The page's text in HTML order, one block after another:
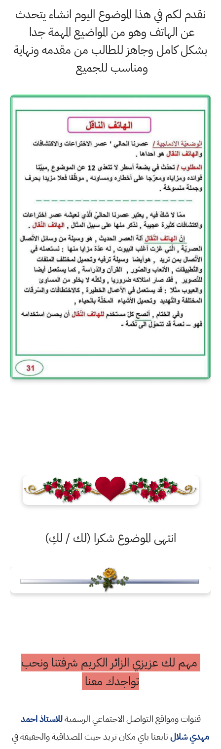
نقدم لكم في هذا الموضوع اليوم انشاء يتحدث
عن الهاتف وهو من المواضيع المهمة جدا
بشكل كامل وجاهز للطالب من مقدمه ونهاية
ومناسب للجميع
انتهى الموضوع شكرا (لك / لكِ)
مهم لك عزيزي الزائر الكريم شرفتنا ونحب
تواجدك معنا
قنوات ومواقع التواصل الاجتماعي الرسميةللاستاذ احمد
مهدي شلالتابعنا باي مكان تريد حيث المصداقية والحقيقة في